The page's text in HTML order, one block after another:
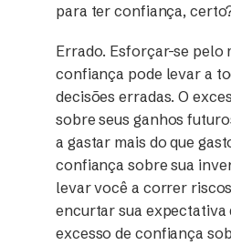
para ter confiança,
Errado. Esforçar-se pelo
confiança pode levar a
decisões erradas. O
sobre seus ganhos
a gastar mais do que
confiança sobre sua
levar você a correr
encurtar sua expectativa
excesso de confiança